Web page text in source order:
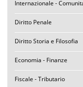
Internazionale -
Diritto Penale
Diritto Storia e Filosofia
Economia - Finanze
Fiscale - Tributario